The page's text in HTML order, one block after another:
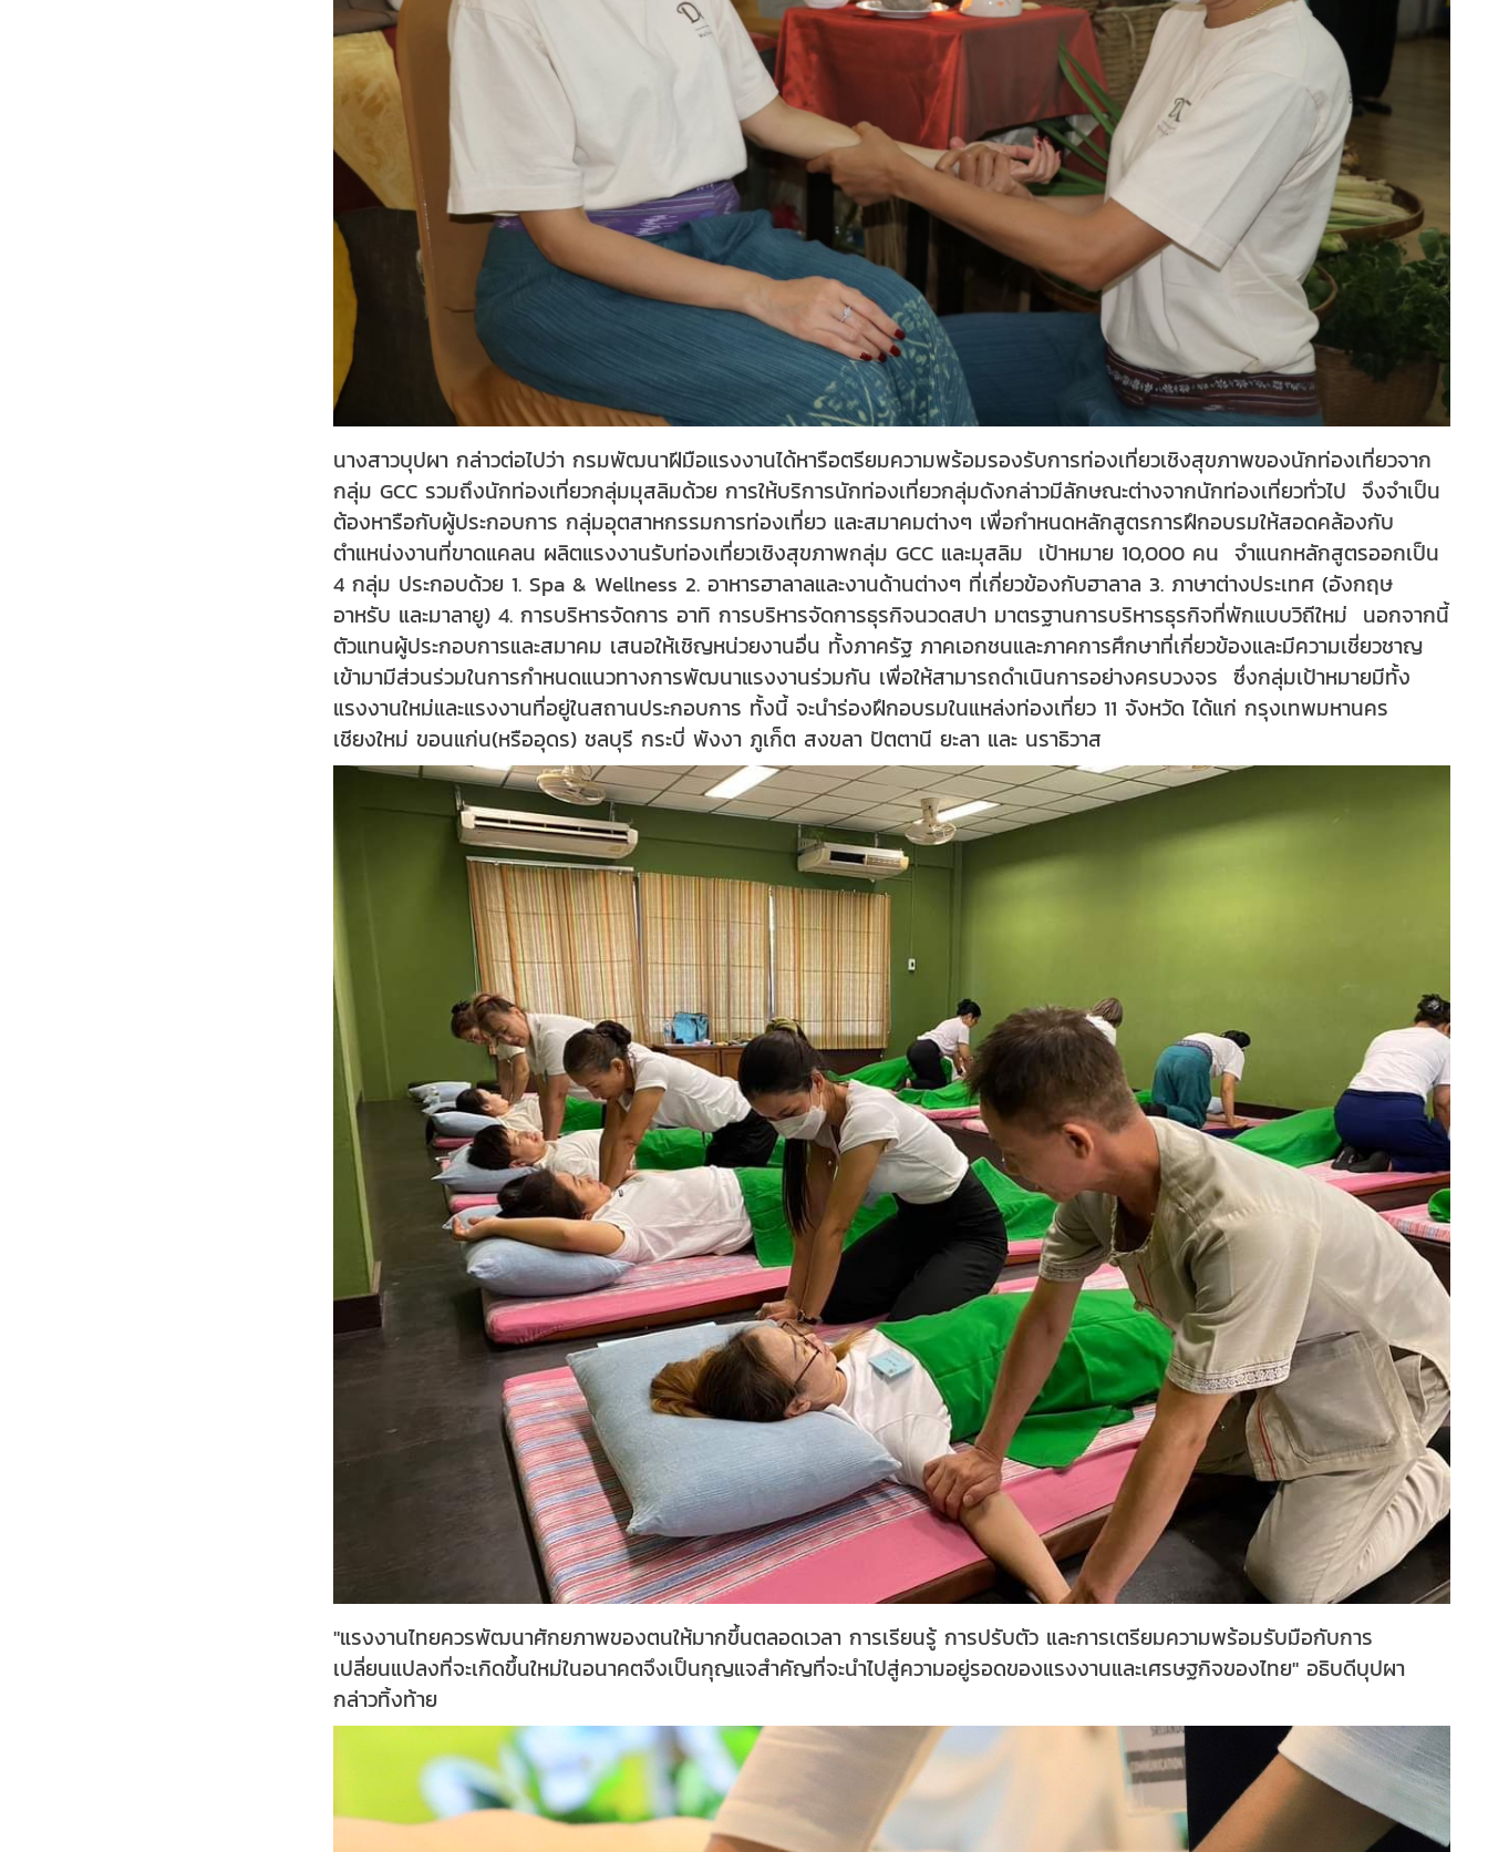
นางสาวบุปผา กล่าวต่อไปว่า กรมพัฒนาฝีมือแรงงานได้หารือตรียมความพร้อมรองรับการท่องเที่ยวเชิงสุขภาพของนักท่องเที่ยวจาก
กลุ่ม GCC รวมถึงนักท่องเที่ยวกลุ่มมุสลิมด้วย การให้บริการนักท่องเที่ยวกลุ่มดังกล่าวมีลักษณะต่างจากนักท่องเที่ยวทั่วไป จึงจำเป็น
ต้องหารือกับผู้ประกอบการ กลุ่มอุตสาหกรรมการท่องเที่ยว และสมาคมต่างๆ เพื่อกำหนดหลักสูตรการฝึกอบรมให้สอดคล้องกับ
ตำแหน่งงานที่ขาดแคลน ผลิตแรงงานรับท่องเที่ยวเชิงสุขภาพกลุ่ม GCC และมุสลิม เป้าหมาย 10,000 คน จำแนกหลักสูตรออกเป็น
4 กลุ่ม ประกอบด้วย 1. Spa & Wellness 2. อาหารฮาลาลและงานด้านต่างๆ ที่เกี่ยวข้องกับฮาลาล 3. ภาษาต่างประเทศ (อังกฤษ
อาหรับ และมาลายู) 4. การบริหารจัดการ อาทิ การบริหารจัดการธุรกิจนวดสปา มาตรฐานการบริหารธุรกิจที่พักแบบวิถีใหม่ นอกจากนี้
ตัวแทนผู้ประกอบการและสมาคม เสนอให้เชิญหน่วยงานอื่น ทั้งภาครัฐ ภาคเอกชนและภาคการศึกษาที่เกี่ยวข้องและมีความเชี่ยวชาญ
เข้ามามีส่วนร่วมในการกำหนดแนวทางการพัฒนาแรงงานร่วมกัน เพื่อให้สามารถดำเนินการอย่างครบวงจร ซึ่งกลุ่มเป้าหมายมีทั้ง
แรงงานใหม่และแรงงานที่อยู่ในสถานประกอบการ ทั้งนี้ จะนำร่องฝึกอบรมในแหล่งท่องเที่ยว 11 จังหวัด ได้แก่ กรุงเทพมหานคร
เชียงใหม่ ขอนแก่น(หรืออุดร) ชลบุรี กระบี่ พังงา ภูเก็ต สงขลา ปัตตานี ยะลา และ นราธิวาส
"แรงงานไทยควรพัฒนาศักยภาพของตนให้มากขึ้นตลอดเวลา การเรียนรู้ การปรับตัว และการเตรียมความพร้อมรับมือกับการ
เปลี่ยนแปลงที่จะเกิดขึ้นใหม่ในอนาคตจึงเป็นกุญแจสำคัญที่จะนำไปสู่ความอยู่รอดของแรงงานและเศรษฐกิจของไทย" อธิบดีบุปผา
กล่าวทิ้งท้าย